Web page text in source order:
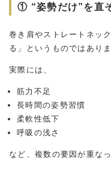
① “姿勢だけ”を直
巻き肩やストレートネッ
る」というものではありま
実際には、
筋力不足
長時間の姿勢習慣
柔軟性低下
呼吸の浅さ
など、複数の要因が重な